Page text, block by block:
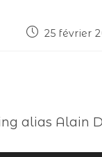
25 février
alias Alain